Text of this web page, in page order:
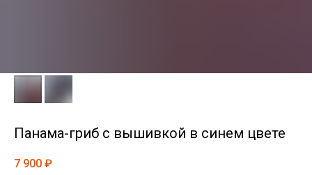
Панама-гриб с вышивкой в синем цвете
7 900 ₽